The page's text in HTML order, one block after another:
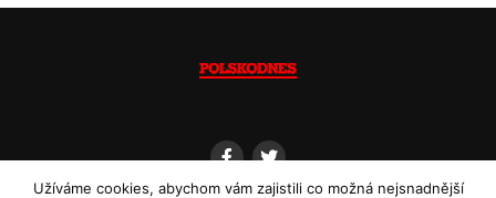
Užíváme cookies, abychom vám zajistili co možná nejsnadnější